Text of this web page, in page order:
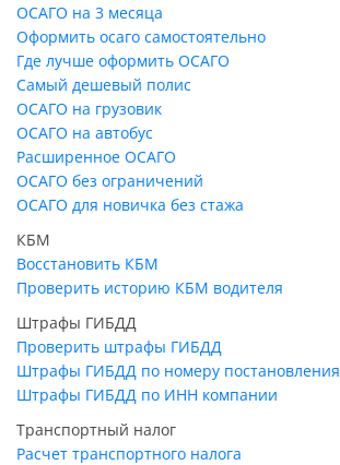
ОСАГО на 3 месяца
Оформить осаго самостоятельно
Где лучше оформить ОСАГО
Самый дешевый полис
ОСАГО на грузовик
ОСАГО на автобус
Расширенное ОСАГО
ОСАГО без ограничений
ОСАГО для новичка без стажа
КБМ
Восстановить КБМ
Проверить историю КБМ водителя
Штрафы ГИБДД
Проверить штрафы ГИБДД
Штрафы ГИБДД по номеру постановления
Штрафы ГИБДД по ИНН компании
Транспортный налог
Расчет транспортного налога